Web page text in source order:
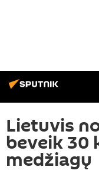
Lietuvis
beveik 30
medžiagų